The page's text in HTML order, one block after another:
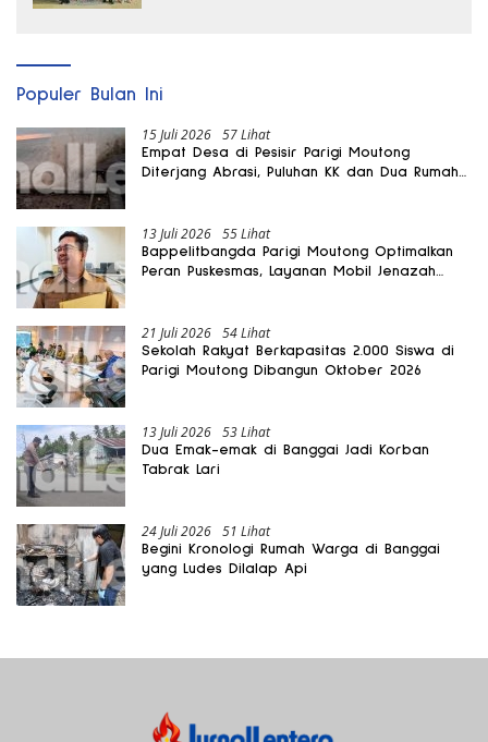
Populer Bulan Ini
15 Juli 2026 57 Lihat
Empat Desa di Pesisir Parigi Moutong
Diterjang Abrasi, Puluhan KK dan Dua Rumah
13 Juli 2026 55 Lihat
Bappelitbangda Parigi Moutong Optimalkan
Peran Puskesmas, Layanan Mobil Jenazah
21 Juli 2026 54 Lihat
Sekolah Rakyat Berkapasitas 2.000 Siswa di
Parigi Moutong Dibangun Oktober 2026
13 Juli 2026 53 Lihat
Dua Emak-emak di Banggai Jadi Korban
Tabrak Lari
24 Juli 2026 51 Lihat
Begini Kronologi Rumah Warga di Banggai
yang Ludes Dilalap Api